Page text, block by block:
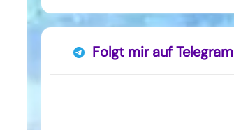
Folgt mir auf Telegram